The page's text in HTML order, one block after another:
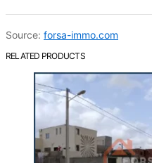
Source: forsa-immo.com
RELATED PRODUCTS